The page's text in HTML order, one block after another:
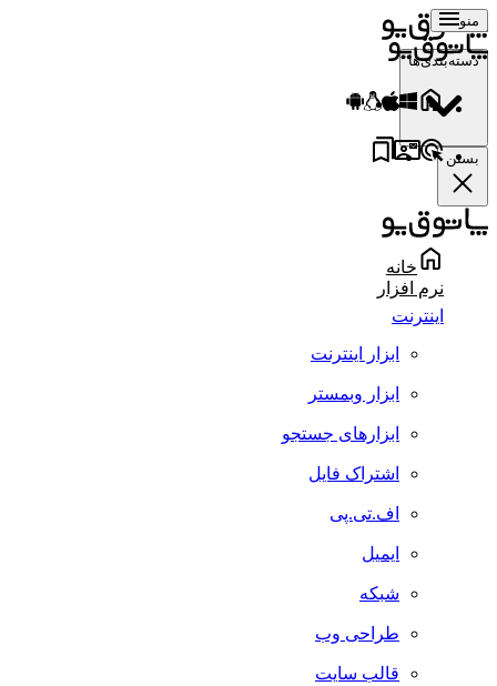
منو
دسته‌بندی‌ها
بستن
خانه
نرم افزار
اینترنت
ابزار اینترنت
ابزار وبمستر
ابزارهای جستجو
اشتراک فایل
اف.تی.پی
ایمیل
شبکه
طراحی وب
قالب سایت